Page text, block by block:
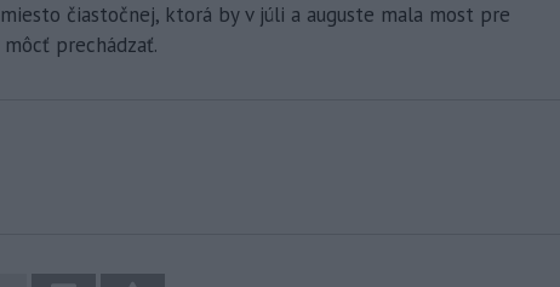
čiastočnej, ktorá by v júli a auguste mala most pre
prechádzať.